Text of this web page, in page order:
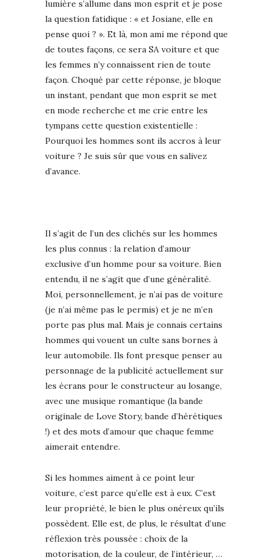
lumière s’allume dans mon esprit et je pose
la question fatidique : « et Josiane, elle en
pense quoi ? ». Et là, mon ami me répond que
de toutes façons, ce sera SA voiture et que
les femmes n’y connaissent rien de toute
façon. Choqué par cette réponse, je bloque
un instant, pendant que mon esprit se met
en mode recherche et me crie entre les
tympans cette question existentielle :
Pourquoi les hommes sont ils accros à leur
voiture ? Je suis sûr que vous en salivez
d’avance.
Il s’agit de l’un des clichés sur les hommes
les plus connus : la relation d’amour
exclusive d’un homme pour sa voiture. Bien
entendu, il ne s’agit que d’une généralité.
Moi, personnellement, je n’ai pas de voiture
(je n’ai même pas le permis) et je ne m’en
porte pas plus mal. Mais je connais certains
hommes qui vouent un culte sans bornes à
leur automobile. Ils font presque penser au
personnage de la publicité actuellement sur
les écrans pour le constructeur au losange,
avec une musique romantique (la bande
originale de Love Story, bande d’hérétiques
!) et des mots d’amour que chaque femme
aimerait entendre.
Si les hommes aiment à ce point leur
voiture, c’est parce qu’elle est à eux. C’est
leur propriété, le bien le plus onéreux qu’ils
possèdent. Elle est, de plus, le résultat d’une
réflexion très poussée : choix de la
motorisation, de la couleur, de l’intérieur, …